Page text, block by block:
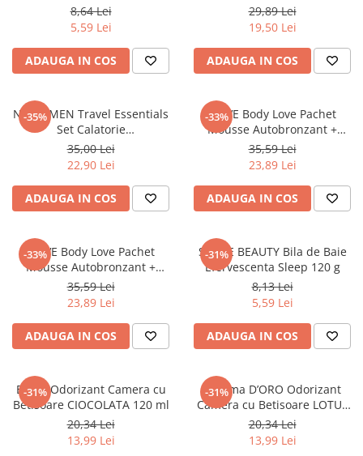
8,64 Lei
5,59 Lei
ADAUGA IN COS
29,89 Lei
19,50 Lei
ADAUGA IN COS
-35%
NIVEA MEN Travel Essentials
Set Calatorie
(RollOn+2SG+LipBalm+Creme)
35,00 Lei
22,90 Lei
ADAUGA IN COS
-33%
DOVE Body Love Pachet
Mousse Autobronzant +
Manusa, pt Bronz Intens 150
ml
35,59 Lei
23,89 Lei
ADAUGA IN COS
-33%
DOVE Body Love Pachet
Mousse Autobronzant +
Manusa Dove pt Bronz Mediu
150 ml
35,59 Lei
23,89 Lei
ADAUGA IN COS
-31%
SENCE BEAUTY Bila de Baie
Efervescenta Sleep 120 g
8,13 Lei
5,59 Lei
ADAUGA IN COS
-31%
EYFEL Odorizant Camera cu
Betisoare CIOCOLATA 120 ml
20,34 Lei
13,99 Lei
-31%
Gamma D’ORO Odorizant
Camera cu Betisoare LOTUS
120 ml
20,34 Lei
13,99 Lei